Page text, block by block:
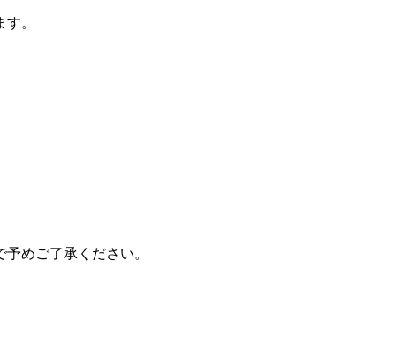
。
めご了承ください。